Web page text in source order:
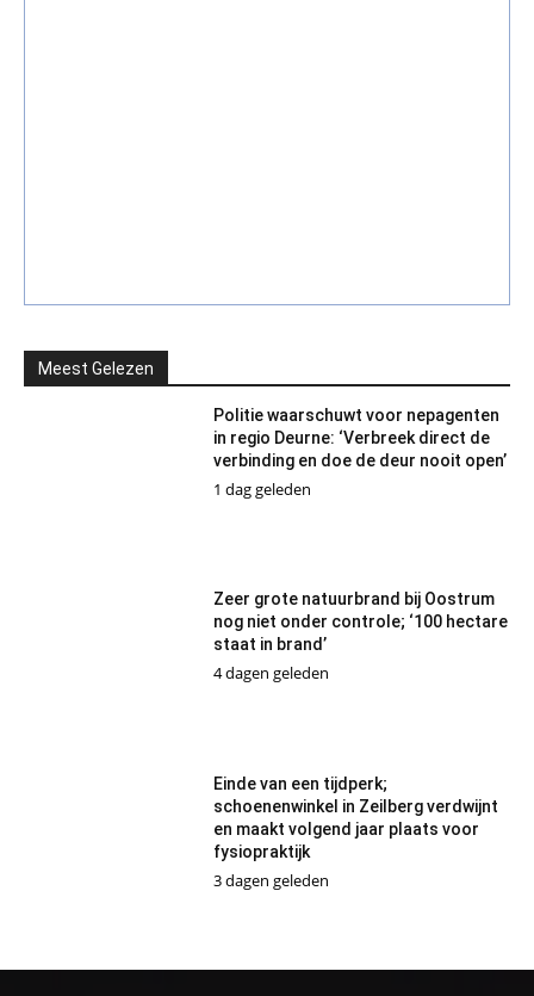
Meest Gelezen
Politie waarschuwt voor nepagenten
in regio Deurne: ‘Verbreek direct de
verbinding en doe de deur nooit open’
1 dag geleden
Zeer grote natuurbrand bij Oostrum
nog niet onder controle; ‘100 hectare
staat in brand’
4 dagen geleden
Einde van een tijdperk;
schoenenwinkel in Zeilberg verdwijnt
en maakt volgend jaar plaats voor
fysiopraktijk
3 dagen geleden